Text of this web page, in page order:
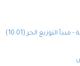
مبدأ التوزيع الحر (10:01)